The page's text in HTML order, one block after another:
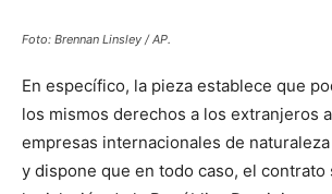
Foto: Brennan Linsley / AP.
En específico, la pieza establece que
los mismos derechos a los extranjeros
empresas internacionales de
y dispone que en todo caso, el contrato